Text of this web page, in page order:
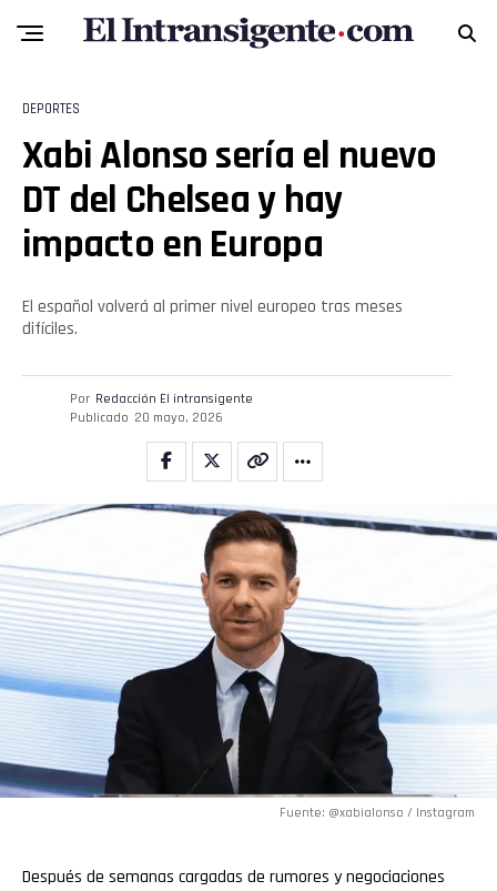
DEPORTES
Xabi Alonso sería el nuevo
DT del Chelsea y hay
impacto en Europa
El español volverá al primer nivel europeo tras meses
difíciles.
Por Redacción El intransigente
Publicado 20 mayo, 2026
Fuente: @xabialonso / Instagram
Después de semanas cargadas de rumores y negociaciones
Flipboard
Reddit
Pinterest
Whatsapp